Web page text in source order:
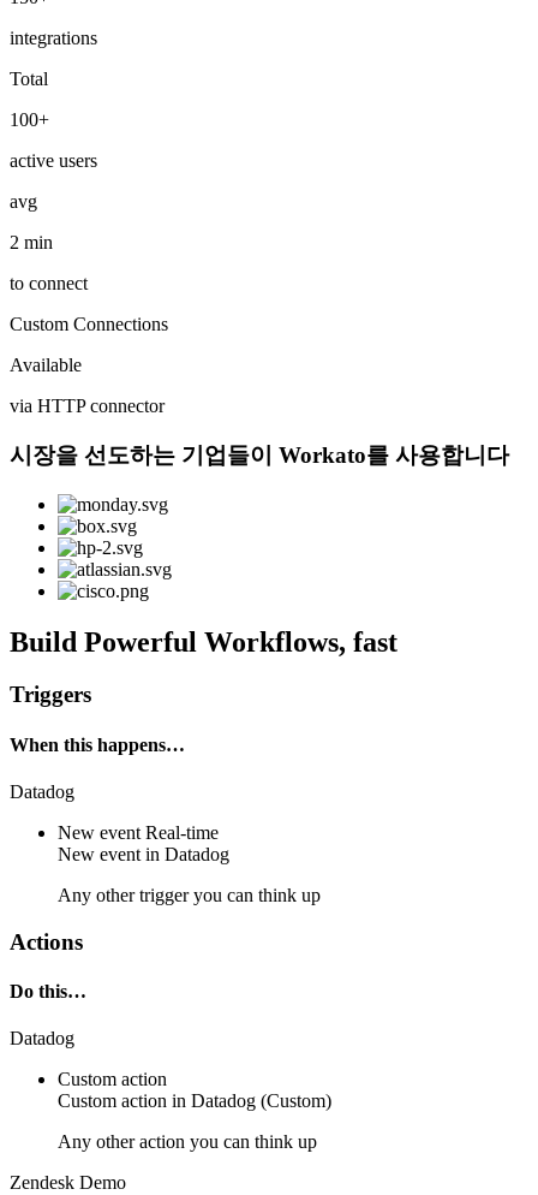
integrations
Total
100+
active users
avg
2 min
to connect
Custom Connections
Available
via HTTP connector
시장을 선도하는 기업들이 Workato를 사용합니다
Build Powerful Workflows, fast
Triggers
When this happens…
Datadog
New event Real-time
New event in Datadog
Any other trigger you can think up
Actions
Do this…
Datadog
Custom action
Custom action in Datadog (Custom)
Any other action you can think up
Zendesk Demo